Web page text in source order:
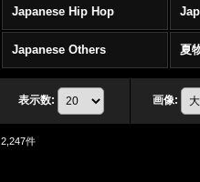
Japanese Hip Hop
Japanese Others 夏
表示数: 画像:
2,247件